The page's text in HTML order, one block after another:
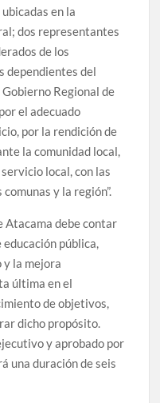
en la
dos representantes
de los
dependientes del
Regional de
el adecuado
por la rendición de
la comunidad local,
local, con las
y la región”.
Atacama debe contar
pública,
la mejora
última en el
de objetivos,
dicho propósito.
y aprobado por
una duración de seis